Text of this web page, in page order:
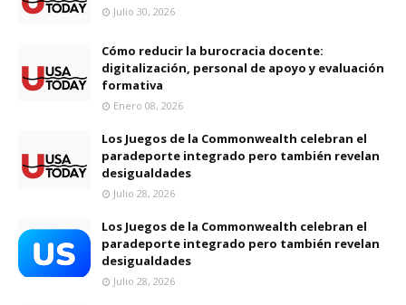
Julio 30, 2026
Cómo reducir la burocracia docente:
digitalización, personal de apoyo y evaluación
formativa
Enero 08, 2026
Los Juegos de la Commonwealth celebran el
paradeporte integrado pero también revelan
desigualdades
Julio 28, 2026
Los Juegos de la Commonwealth celebran el
paradeporte integrado pero también revelan
desigualdades
Julio 28, 2026